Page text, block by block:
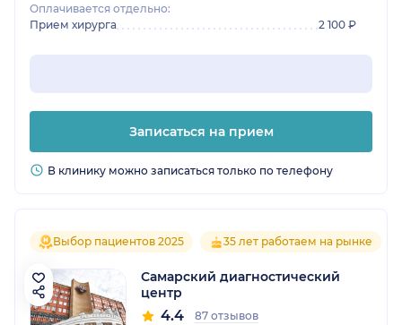
Оплачивается отдельно:
Прием хирурга
2 100 ₽
Записаться на прием
В клинику можно записаться только по телефону
Выбор пациентов 2025 35 лет работаем на рынке
Самарский диагностический
центр
4.4 87 отзывов